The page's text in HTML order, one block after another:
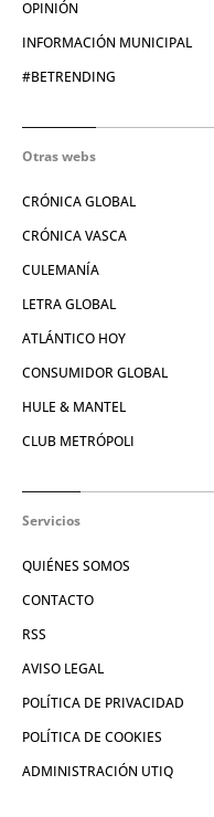
OPINIÓN
INFORMACIÓN MUNICIPAL
#BETRENDING
Otras webs
CRÓNICA GLOBAL
CRÓNICA VASCA
CULEMANÍA
LETRA GLOBAL
ATLÁNTICO HOY
CONSUMIDOR GLOBAL
HULE & MANTEL
CLUB METRÓPOLI
Servicios
QUIÉNES SOMOS
CONTACTO
RSS
AVISO LEGAL
POLÍTICA DE PRIVACIDAD
POLÍTICA DE COOKIES
ADMINISTRACIÓN UTIQ